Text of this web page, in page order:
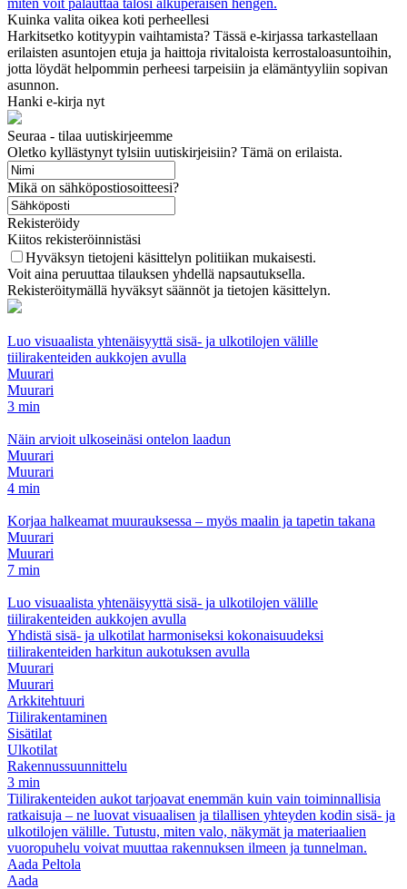
miten voit palauttaa talosi alkuperäisen hengen.
Kuinka valita oikea koti perheellesi
Harkitsetko kotityypin vaihtamista? Tässä e-kirjassa tarkastellaan
erilaisten asuntojen etuja ja haittoja rivitaloista kerrostaloasuntoihin,
jotta löydät helpommin perheesi tarpeisiin ja elämäntyyliin sopivan
asunnon.
Hanki e-kirja nyt
Seuraa - tilaa uutiskirjeemme
Oletko kyllästynyt tylsiin uutiskirjeisiin? Tämä on erilaista.
Mikä on sähköpostiosoitteesi?
Rekisteröidy
Kiitos rekisteröinnistäsi
Hyväksyn tietojeni käsittelyn politiikan mukaisesti.
Voit aina peruuttaa tilauksen yhdellä napsautuksella.
Rekisteröitymällä hyväksyt säännöt ja tietojen käsittelyn.
Luo visuaalista yhtenäisyyttä sisä- ja ulkotilojen välille
tiilirakenteiden aukkojen avulla
Muurari
Muurari
3 min
Näin arvioit ulkoseinäsi ontelon laadun
Muurari
Muurari
4 min
Korjaa halkeamat muurauksessa – myös maalin ja tapetin takana
Muurari
Muurari
7 min
Luo visuaalista yhtenäisyyttä sisä- ja ulkotilojen välille
tiilirakenteiden aukkojen avulla
Yhdistä sisä- ja ulkotilat harmoniseksi kokonaisuudeksi
tiilirakenteiden harkitun aukotuksen avulla
Muurari
Muurari
Arkkitehtuuri
Tiilirakentaminen
Sisätilat
Ulkotilat
Rakennussuunnittelu
3 min
Tiilirakenteiden aukot tarjoavat enemmän kuin vain toiminnallisia
ratkaisuja – ne luovat visuaalisen ja tilallisen yhteyden kodin sisä- ja
ulkotilojen välille. Tutustu, miten valo, näkymät ja materiaalien
vuoropuhelu voivat muuttaa rakennuksen ilmeen ja tunnelman.
Aada Peltola
Aada